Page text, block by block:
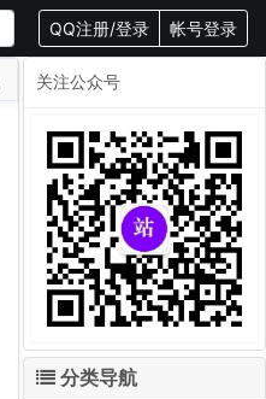
QQ注册/登录 帐号登录
关注公众号
分类导航